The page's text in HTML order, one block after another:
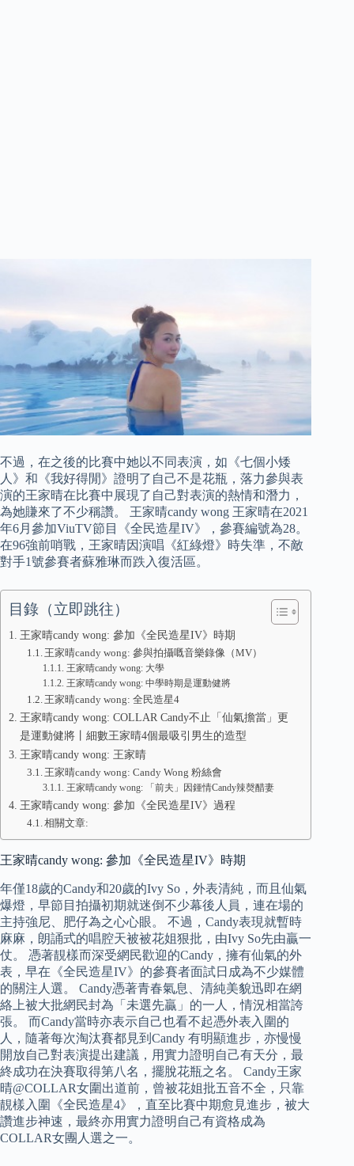
不過，在之後的比賽中她以不同表演，如《七個小矮
人》和《我好得閒》證明了自己不是花瓶，落力參與表
演的王家晴在比賽中展現了自己對表演的熱情和潛力，
為她賺來了不少稱讚。 王家晴candy wong 王家晴在2021
年6月參加ViuTV節目《全民造星IV》，參賽編號為28。
在96強前哨戰，王家晴因演唱《紅綠燈》時失準，不敵
對手1號參賽者蘇雅琳而跌入復活區。
目錄（立即跳往）
王家晴candy wong: 參加《全民造星IV》時期
王家晴candy wong: 參與拍攝嘅音樂錄像（MV）
王家晴candy wong: 大學
王家晴candy wong: 中學時期是運動健將
王家晴candy wong: 全民造星4
王家晴candy wong: COLLAR Candy不止「仙氣擔當」更
是運動健將丨細數王家晴4個最吸引男生的造型
王家晴candy wong: 王家晴
王家晴candy wong: Candy Wong 粉絲會
王家晴candy wong: 「前夫」因鍾情Candy辣㷫醋妻
王家晴candy wong: 參加《全民造星IV》過程
相關文章:
王家晴candy wong: 參加《全民造星IV》時期
年僅18歲的Candy和20歲的Ivy So，外表清純，而且仙氣
爆燈，早節目拍攝初期就迷倒不少幕後人員，連在場的
主持強尼、肥仔為之心心眼。 不過，Candy表現就暫時
麻麻，朗誦式的唱腔天被被花姐狠批，由Ivy So先由贏一
仗。 憑著靚樣而深受網民歡迎的Candy，擁有仙氣的外
表，早在《全民造星IV》的參賽者面試日成為不少媒體
的關注人選。 Candy憑著青春氣息、清純美貌迅即在網
絡上被大批網民封為「未選先贏」的一人，情況相當誇
張。 而Candy當時亦表示自己也看不起憑外表入圍的
人，隨著每次淘汰賽都見到Candy 有明顯進步，亦慢慢
開放自己對表演提出建議，用實力證明自己有天分，最
終成功在決賽取得第八名，擺脫花瓶之名。 Candy王家
晴@COLLAR女圍出道前，曾被花姐批五音不全，只靠
靚樣入圍《全民造星4》，直至比賽中期愈見進步，被大
讚進步神速，最終亦用實力證明自己有資格成為
COLLAR女團人選之一。